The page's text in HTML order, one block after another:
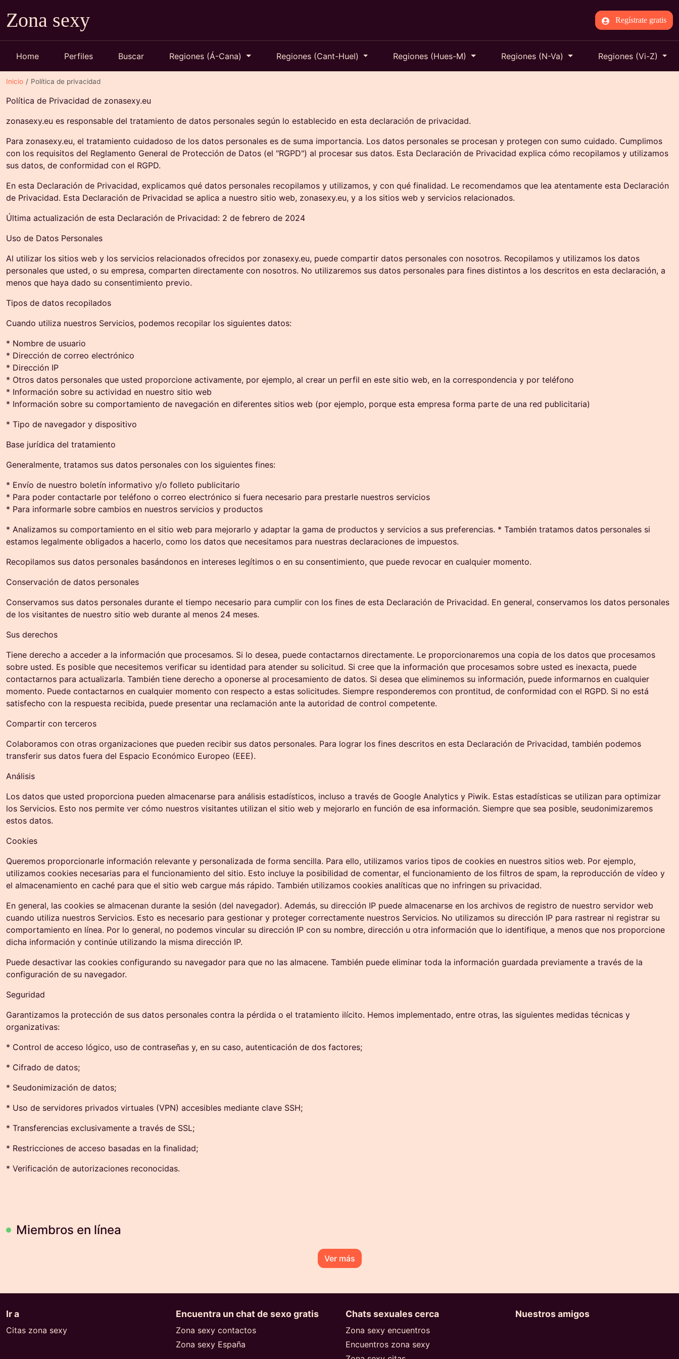
Zona sexy Regístrate gratis
Home Perfiles Buscar Regiones (Á-Cana) Regiones (Cant-Huel) Regiones (Hues-M) Regiones (N-Va) Regiones (Vi-Z)
Inicio Política de privacidad
Política de Privacidad de zonasexy.eu
zonasexy.eu es responsable del tratamiento de datos personales según lo establecido en esta declaración de privacidad.
Para zonasexy.eu, el tratamiento cuidadoso de los datos personales es de suma importancia. Los datos personales se procesan y protegen con sumo cuidado. Cumplimos
con los requisitos del Reglamento General de Protección de Datos (el "RGPD") al procesar sus datos. Esta Declaración de Privacidad explica cómo recopilamos y utilizamos
sus datos, de conformidad con el RGPD.
En esta Declaración de Privacidad, explicamos qué datos personales recopilamos y utilizamos, y con qué finalidad. Le recomendamos que lea atentamente esta Declaración
de Privacidad. Esta Declaración de Privacidad se aplica a nuestro sitio web, zonasexy.eu, y a los sitios web y servicios relacionados.
Última actualización de esta Declaración de Privacidad: 2 de febrero de 2024
Uso de Datos Personales
Al utilizar los sitios web y los servicios relacionados ofrecidos por zonasexy.eu, puede compartir datos personales con nosotros. Recopilamos y utilizamos los datos
personales que usted, o su empresa, comparten directamente con nosotros. No utilizaremos sus datos personales para fines distintos a los descritos en esta declaración, a
menos que haya dado su consentimiento previo.
Tipos de datos recopilados
Cuando utiliza nuestros Servicios, podemos recopilar los siguientes datos:
* Nombre de usuario
* Dirección de correo electrónico
* Dirección IP
* Otros datos personales que usted proporcione activamente, por ejemplo, al crear un perfil en este sitio web, en la correspondencia y por teléfono
* Información sobre su actividad en nuestro sitio web
* Información sobre su comportamiento de navegación en diferentes sitios web (por ejemplo, porque esta empresa forma parte de una red publicitaria)
* Tipo de navegador y dispositivo
Base jurídica del tratamiento
Generalmente, tratamos sus datos personales con los siguientes fines:
* Envío de nuestro boletín informativo y/o folleto publicitario
* Para poder contactarle por teléfono o correo electrónico si fuera necesario para prestarle nuestros servicios
* Para informarle sobre cambios en nuestros servicios y productos
* Analizamos su comportamiento en el sitio web para mejorarlo y adaptar la gama de productos y servicios a sus preferencias. * También tratamos datos personales si
estamos legalmente obligados a hacerlo, como los datos que necesitamos para nuestras declaraciones de impuestos.
Recopilamos sus datos personales basándonos en intereses legítimos o en su consentimiento, que puede revocar en cualquier momento.
Conservación de datos personales
Conservamos sus datos personales durante el tiempo necesario para cumplir con los fines de esta Declaración de Privacidad. En general, conservamos los datos personales
de los visitantes de nuestro sitio web durante al menos 24 meses.
Sus derechos
Tiene derecho a acceder a la información que procesamos. Si lo desea, puede contactarnos directamente. Le proporcionaremos una copia de los datos que procesamos
sobre usted. Es posible que necesitemos verificar su identidad para atender su solicitud. Si cree que la información que procesamos sobre usted es inexacta, puede
contactarnos para actualizarla. También tiene derecho a oponerse al procesamiento de datos. Si desea que eliminemos su información, puede informarnos en cualquier
momento. Puede contactarnos en cualquier momento con respecto a estas solicitudes. Siempre responderemos con prontitud, de conformidad con el RGPD. Si no está
satisfecho con la respuesta recibida, puede presentar una reclamación ante la autoridad de control competente.
Compartir con terceros
Colaboramos con otras organizaciones que pueden recibir sus datos personales. Para lograr los fines descritos en esta Declaración de Privacidad, también podemos
transferir sus datos fuera del Espacio Económico Europeo (EEE).
Análisis
Los datos que usted proporciona pueden almacenarse para análisis estadísticos, incluso a través de Google Analytics y Piwik. Estas estadísticas se utilizan para optimizar
los Servicios. Esto nos permite ver cómo nuestros visitantes utilizan el sitio web y mejorarlo en función de esa información. Siempre que sea posible, seudonimizaremos
estos datos.
Cookies
Queremos proporcionarle información relevante y personalizada de forma sencilla. Para ello, utilizamos varios tipos de cookies en nuestros sitios web. Por ejemplo,
utilizamos cookies necesarias para el funcionamiento del sitio. Esto incluye la posibilidad de comentar, el funcionamiento de los filtros de spam, la reproducción de vídeo y
el almacenamiento en caché para que el sitio web cargue más rápido. También utilizamos cookies analíticas que no infringen su privacidad.
En general, las cookies se almacenan durante la sesión (del navegador). Además, su dirección IP puede almacenarse en los archivos de registro de nuestro servidor web
cuando utiliza nuestros Servicios. Esto es necesario para gestionar y proteger correctamente nuestros Servicios. No utilizamos su dirección IP para rastrear ni registrar su
comportamiento en línea. Por lo general, no podemos vincular su dirección IP con su nombre, dirección u otra información que lo identifique, a menos que nos proporcione
dicha información y continúe utilizando la misma dirección IP.
Puede desactivar las cookies configurando su navegador para que no las almacene. También puede eliminar toda la información guardada previamente a través de la
configuración de su navegador.
Seguridad
Garantizamos la protección de sus datos personales contra la pérdida o el tratamiento ilícito. Hemos implementado, entre otras, las siguientes medidas técnicas y
organizativas:
* Control de acceso lógico, uso de contraseñas y, en su caso, autenticación de dos factores;
* Cifrado de datos;
* Seudonimización de datos;
* Uso de servidores privados virtuales (VPN) accesibles mediante clave SSH;
* Transferencias exclusivamente a través de SSL;
* Restricciones de acceso basadas en la finalidad;
* Verificación de autorizaciones reconocidas.
Miembros en línea
Ver más
Ir a
Citas zona sexy
Encuentra un chat de sexo gratis
Zona sexy contactos
Zona sexy España
Chats sexuales cerca
Zona sexy encuentros
Encuentros zona sexy
Nuestros amigos